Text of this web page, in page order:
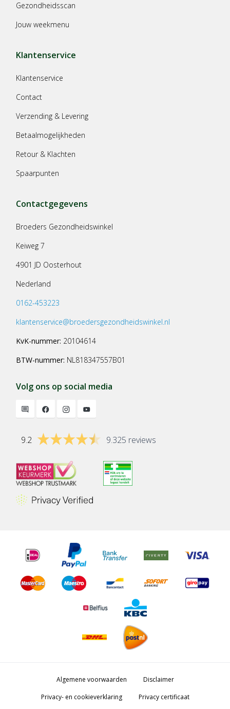
Gezondheidsscan
Jouw weekmenu
Klantenservice
Klantenservice
Contact
Verzending & Levering
Betaalmogelijkheden
Retour & Klachten
Spaarpunten
Contactgegevens
Broeders Gezondheidswinkel
Keiweg 7
4901 JD Oosterhout
Nederland
0162-453223
klantenservice@broedersgezondheidswinkel.nl
KvK-nummer: 20104614
BTW-nummer: NL818347557B01
Volg ons op social media
9.2 9.325 reviews
Algemene voorwaarden
Disclaimer
Privacy- en cookieverklaring
Privacy certificaat